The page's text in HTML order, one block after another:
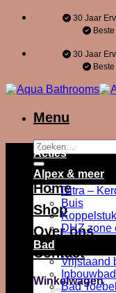
30 Jaar
30 Jaar
Menu
Zoeken
naar:
Home
Shop
Over ons
Contact
Winkelwagen
Acties
Alpex & meer
Ditra –
Buis
DHZ zone
Bad
Vrijstaand
Inbouwbad
Bad